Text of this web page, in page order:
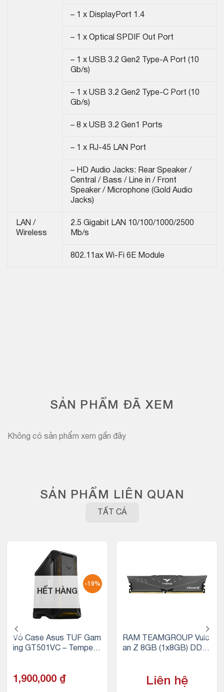
– 1 x DisplayPort 1.4
– 1 x Optical SPDIF Out Port
– 1 x USB 3.2 Gen2 Type-A Port (10
Gb/s)
– 1 x USB 3.2 Gen2 Type-C Port (10
Gb/s)
– 8 x USB 3.2 Gen1 Ports
– 1 x RJ-45 LAN Port
– HD Audio Jacks: Rear Speaker /
Central / Bass / Line in / Front
Speaker / Microphone (Gold Audio
Jacks)
LAN /
Wireless
2.5 Gigabit LAN 10/100/1000/2500
Mb/s
802.11ax Wi-Fi 6E Module
SẢN PHẨM ĐÃ XEM
Không có sản phẩm xem gần đây
SẢN PHẨM LIÊN QUAN
TẤT CẢ
-19%
HẾT HÀNG
Vỏ Case Asus TUF Gam
ing GT501VC – Tempere
1,900,000 ₫
RAM TEAMGROUP Vulc
an Z 8GB (1x8GB) DDR
Liên hệ